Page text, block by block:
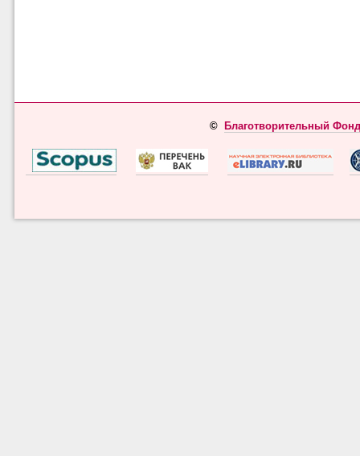
© Благотворительный